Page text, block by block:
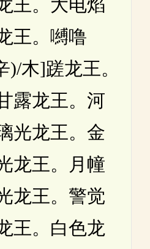
王。大电焰
王。嚩噜
)/木]蹉龙王。
露龙王。河
光龙王。金
龙王。月幢
龙王。警觉
王。白色龙